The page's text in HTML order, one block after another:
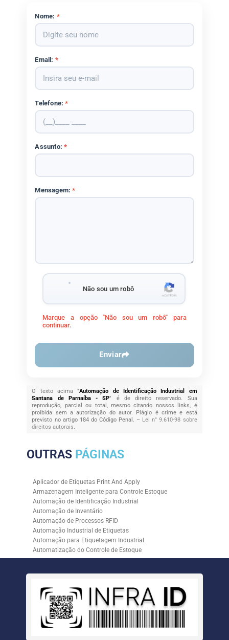
Nome: *
Email: *
Telefone:*
Assunto:*
Mensagem:*
Não sou um robô
Marque a opção "Não sou um robô" para
continuar.
Enviar
O texto acima "Automação de Identificação Industrial em
Santana de Parnaíba - SP" é de direito reservado. Sua
reprodução, parcial ou total, mesmo citando nossos links, é
proibida sem a autorização do autor. Plágio é crime e está
previsto no artigo 184 do Código Penal. – Lei n° 9.610-98 sobre
direitos autorais.
OUTRAS PÁGINAS
Aplicador de Etiquetas Print And Apply
Armazenagem Inteligente para Controle Estoque
Automação de Identificação Industrial
Automação de Inventário
Automação de Processos RFID
Automação Industrial de Etiquetas
Automação para Etiquetagem Industrial
Automatização do Controle de Estoque
Controle de Estoque com RFID
Empresa de Automação para Processos Logísticos
Empresa de Rastreabilidade Industrial
Empresa de Soluções para Etiquetagem
Empresa Especializada em Inventário de Estoque
Etiqueta RFID para Controle de Estoque